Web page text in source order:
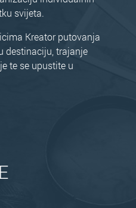
svijeta.
Kreator putovanja
destinaciju, trajanje
te se upustite u